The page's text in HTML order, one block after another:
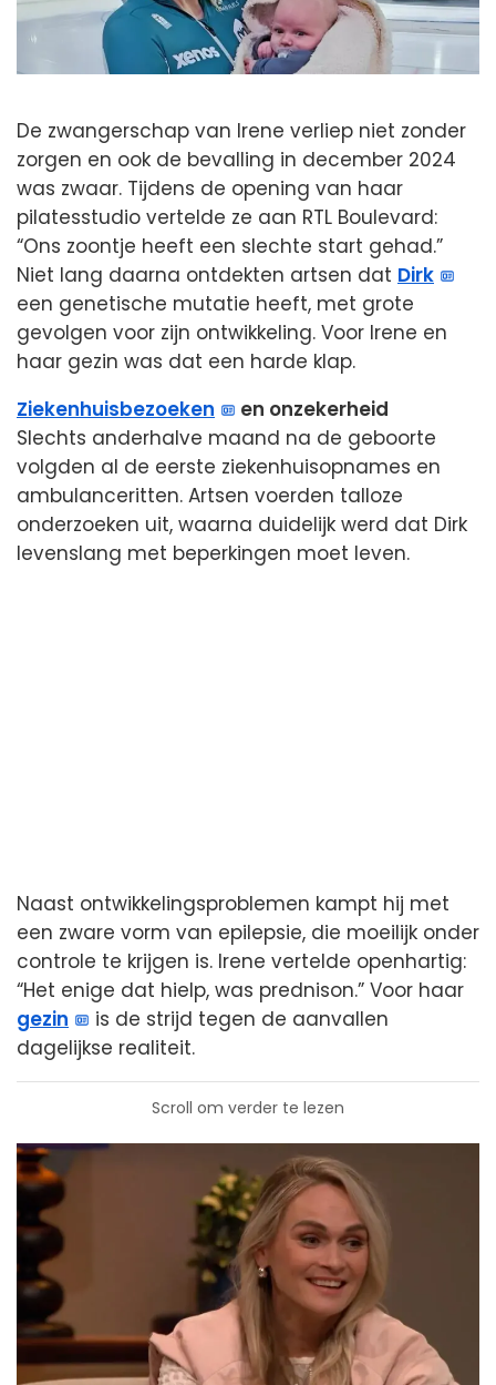
De zwangerschap van Irene verliep niet zonder
zorgen en ook de bevalling in december 2024
was zwaar. Tijdens de opening van haar
pilatesstudio vertelde ze aan RTL Boulevard:
“Ons zoontje heeft een slechte start gehad.”
Niet lang daarna ontdekten artsen dat Dirk
een genetische mutatie heeft, met grote
gevolgen voor zijn ontwikkeling. Voor Irene en
haar gezin was dat een harde klap.
Ziekenhuisbezoeken
en onzekerheid
Slechts anderhalve maand na de geboorte
volgden al de eerste ziekenhuisopnames en
ambulanceritten. Artsen voerden talloze
onderzoeken uit, waarna duidelijk werd dat Dirk
levenslang met beperkingen moet leven.
Naast ontwikkelingsproblemen kampt hij met
een zware vorm van epilepsie, die moeilijk onder
controle te krijgen is. Irene vertelde openhartig:
“Het enige dat hielp, was prednison.” Voor haar
gezin
is de strijd tegen de aanvallen
dagelijkse realiteit.
Scroll om verder te lezen